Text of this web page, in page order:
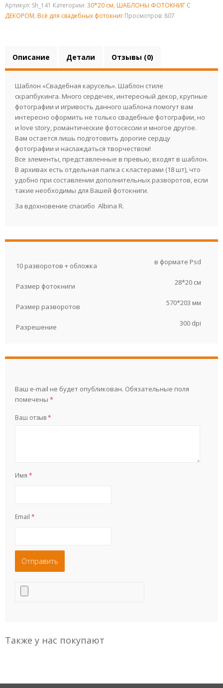
Артикул: Sh_141 Категории: 30*20 см, ШАБЛОНЫ ФОТОКНИГ С
ДЕКОРОМ, Всё для свадебных фотокниг Просмотров: 807
Описание Детали Отзывы (0)
Шаблон «Свадебная карусель». Шаблон стиле
скрапбукинга. Много сердечек, интересный декор, крупные
фотографии и игривость данного шаблона помогут вам
интересно оформить не только свадебные фотографии, но
и love story, романтические фотосессии и многое другое.
Вам остается лишь подготовить дорогие сердцу
фотографии и наслаждаться творчеством!
Все элементы, представленные в превью, входят в шаблон.
В архивах есть отдельная папка с кластерами (18 шт), что
удобно при составлении дополнительных разворотов, если
такие необходимы для Вашей фотокниги.
За вдохновение спасибо Albina R.
10 разворотов + обложка в формате Psd
Размер фотокниги 28*20 см
Размер разворотов 570*203 мм
Разрешение 300 dpi
Ваш e-mail не будет опубликован. Обязательные поля
помечены *
Ваш отзыв*
Имя *
Email *
Также у нас покупают